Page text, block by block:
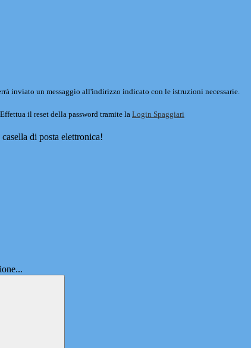
inviato un messaggio all'indirizzo indicato con le istruzioni necessarie.
il reset della password tramite la Login Spaggiari
di posta elettronica!